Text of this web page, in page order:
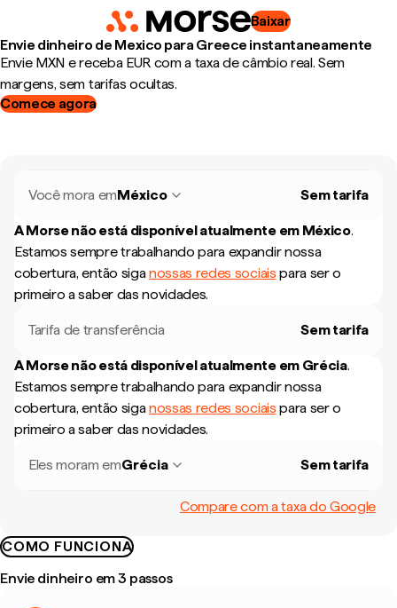
Baixar
Envie dinheiro de Mexico para Greece instantaneamente
Envie MXN e receba EUR com a taxa de câmbio real. Sem
margens, sem tarifas ocultas.
Comece agora
Você mora emMéxico Sem tarifa
A Morse não está disponível atualmente em México.
Estamos sempre trabalhando para expandir nossa
cobertura, então siganossas redes sociais para ser o
primeiro a saber das novidades.
Tarifa de transferência Sem tarifa
A Morse não está disponível atualmente em Grécia.
Estamos sempre trabalhando para expandir nossa
cobertura, então siganossas redes sociais para ser o
primeiro a saber das novidades.
Eles moram emGrécia Sem tarifa
Compare com a taxa do Google
COMO FUNCIONA
Envie dinheiro em 3 passos